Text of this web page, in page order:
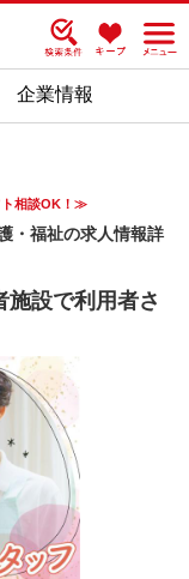
企業情報
ト相談OK！≫
・福祉の求人情報詳
設で利用者さ